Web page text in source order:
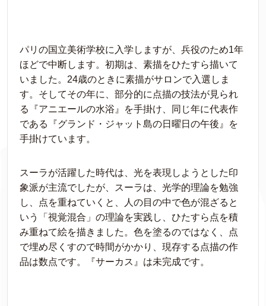
パリの国立美術学校に入学しますが、兵役のため1年
ほどで中断します。初期は、素描をひたすら描いて
いました。24歳のときに素描がサロンで入選しま
す。そしてその年に、部分的に点描の技法が見られ
る『アニエールの水浴』を手掛け、同じ年に代表作
である『グランド・ジャット島の日曜日の午後』を
手掛けています。
スーラが活躍した時代は、光を表現しようとした印
象派が主流でしたが、スーラは、光学的理論を勉強
し、点を重ねていくと、人の目の中で色が混ざると
いう「視覚混合」の理論を実践し、ひたすら点を積
み重ねて絵を描きました。色を塗るのではなく、点
で埋め尽くすので時間がかかり、現存する点描の作
品は数点です。『サーカス』は未完成です。